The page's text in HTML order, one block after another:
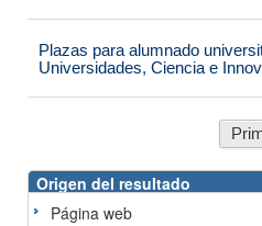
Plazas para alumnado
Universidades, Ciencia e
Origen del resultado
Página web